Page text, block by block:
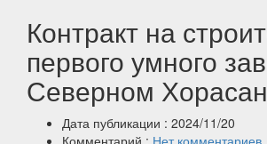
Контракт на
первого умного
Северном
Дата публикации : 2024/11/20